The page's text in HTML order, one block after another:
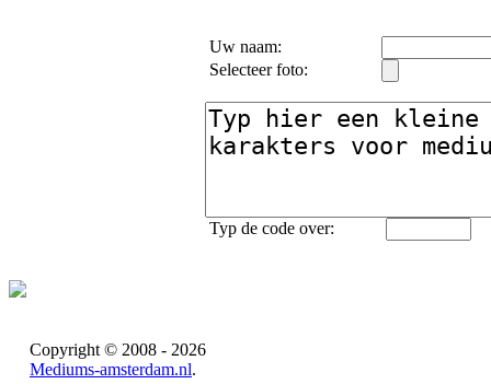
Uw naam:
Selecteer foto:
Typ de code over:
Copyright © 2008 - 2026
Mediums-amsterdam.nl.